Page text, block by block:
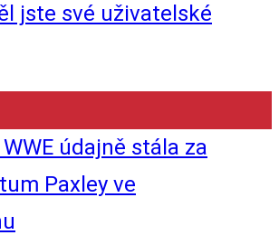
jste své uživatelské
údajně stála za
Paxley ve